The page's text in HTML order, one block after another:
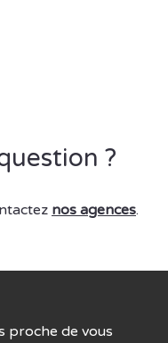
?
nos agences.
proche de vous